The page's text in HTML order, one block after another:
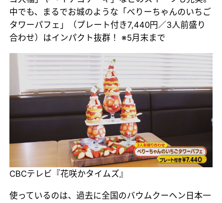
中でも、まるでお城のような「べりーちゃんのいちご
タワーパフェ」（プレート付き7,440円／3人前盛り
合わせ）はインパクト抜群！ ※5月末まで
CBCテレビ『花咲かタイムズ』
使っているのは、過去に全国のバウムクーヘン日本一